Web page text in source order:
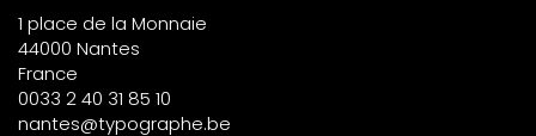
1 place de la Monnaie
44000 Nantes
France
0033 2 40 31 85 10
nantes@typographe.be